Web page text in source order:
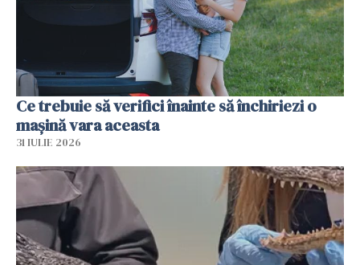
Ce trebuie să verifici înainte să închiriezi o
mașină vara aceasta
31 IULIE 2026